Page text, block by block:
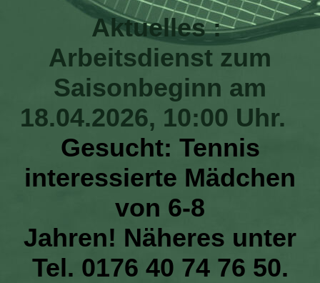
Aktuelles :
Arbeitsdienst zum
Saisonbeginn am
18.04.2026, 10:00 Uhr.
Gesucht: Tennis
interessierte Mädchen
von 6-8
Jahren! Näheres unter
Tel. 0176 40 74 76 50.